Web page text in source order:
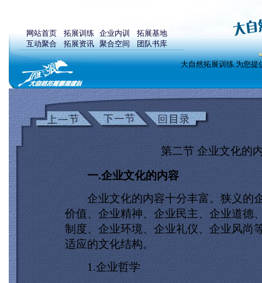
网站首页 拓展训练 企业内训
拓展基地
互动聚合
拓展资讯 聚合空间 团队书库
大自然拓展训练.为您提
第二节 企业文化的
一.企业文化的内容
企业文化的内容十分丰富。狭义的
价值、企业精神、企业民主、企业道德
制度、企业环境、企业礼仪、企业风尚
适应的文化结构。
1.企业哲学